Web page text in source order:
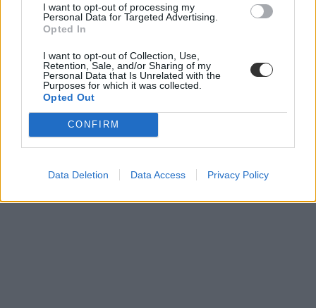
I want to opt-out of processing my
Personal Data for Targeted Advertising.
Opted In
I want to opt-out of Collection, Use,
Retention, Sale, and/or Sharing of my
Personal Data that Is Unrelated with the
Purposes for which it was collected.
Opted Out
CONFIRM
Data Deletion Data Access Privacy Policy